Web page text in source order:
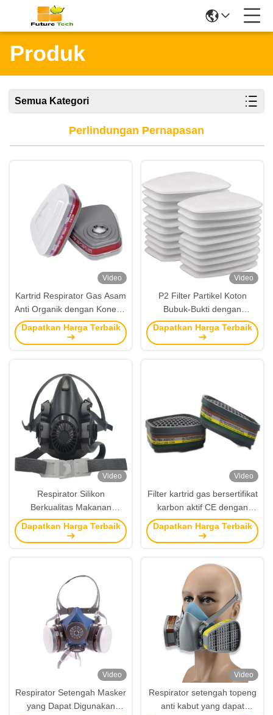
Produk
Semua Kategori
Perlindungan Pernapasan
Video
Kartrid Respirator Gas Asam
Anti Organik dengan Koneksi
Bayonet untuk Memutar dan
Mematikan dengan Mudah
Dapatkan Harga Terbaik
Video
P2 Filter Partikel Koton
Bubuk-Bukti dengan
Ketebalan 0.32in dan
Koneksi Bayonet untuk
Dapatkan Harga Terbaik
Video
Respirator Silikon
Berkualitas Makanan
Dengan Sambungan
Bayonet untuk Konstruksi
Dapatkan Harga Terbaik
Video
Filter kartrid gas bersertifikat
karbon aktif CE dengan
sambungan bayonet untuk
aksesori respirator
Dapatkan Harga Terbaik
Video
Respirator Setengah Masker
yang Dapat Digunakan
Video
Respirator setengah topeng
anti kabut yang dapat